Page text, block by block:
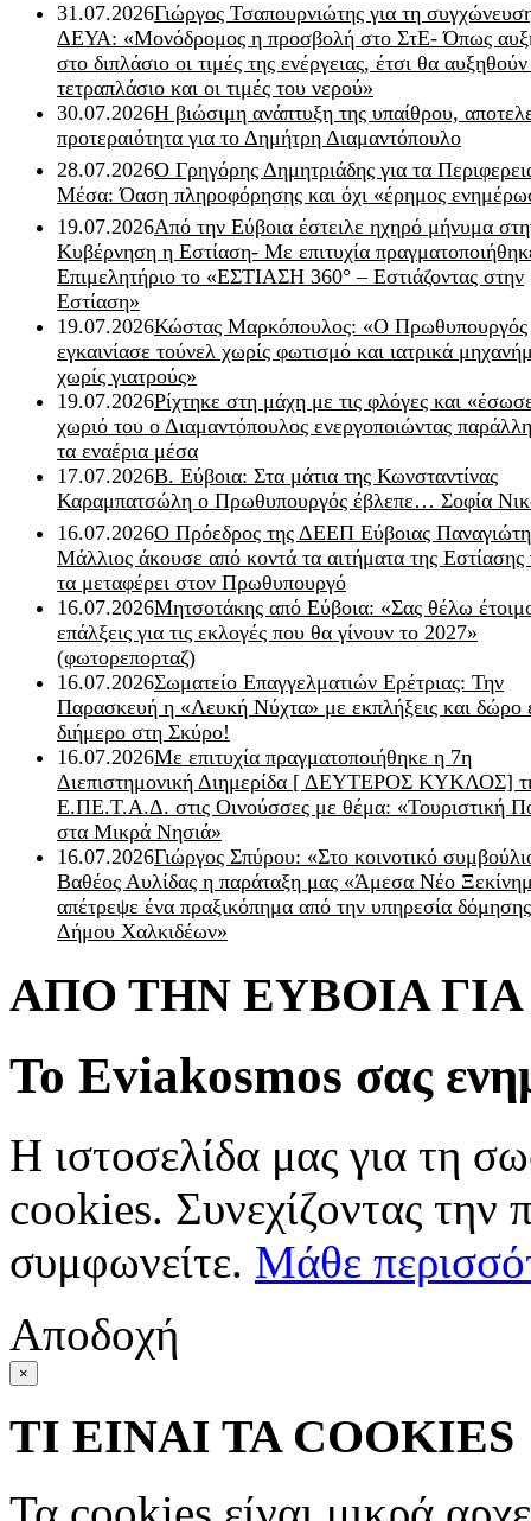
31.07.2026Γιώργος Τσαπουρνιώτης για τη
ΔΕΥΑ: «Μονόδρομος η προσβολή στο ΣτΕ- Όπως
στο διπλάσιο οι τιμές της ενέργειας, έτσι θα
τετραπλάσιο και οι τιμές του νερού»
30.07.2026Η βιώσιμη ανάπτυξη της υπαίθρου,
προτεραιότητα για το Δημήτρη Διαμαντόπουλο
28.07.2026Ο Γρηγόρης Δημητριάδης για τα
Μέσα: Όαση πληροφόρησης και όχι «έρημος
19.07.2026Από την Εύβοια έστειλε ηχηρό μήνυμα
Κυβέρνηση η Εστίαση- Με επιτυχία
Επιμελητήριο το «ΕΣΤΙΑΣΗ 360° – Εστιάζοντας στην
Εστίαση»
19.07.2026Κώστας Μαρκόπουλος: «Ο Πρωθυπουργός
εγκαινίασε τούνελ χωρίς φωτισμό και ιατρικά
χωρίς γιατρούς»
19.07.2026Ρίχτηκε στη μάχη με τις φλόγες και
χωριό του ο Διαμαντόπουλος ενεργοποιώντας
τα εναέρια μέσα
17.07.2026Β. Εύβοια: Στα μάτια της Κωνσταντίνας
Καραμπατσώλη ο Πρωθυπουργός έβλεπε… Σοφία
16.07.2026Ο Πρόεδρος της ΔΕΕΠ Εύβοιας
Μάλλιος άκουσε από κοντά τα αιτήματα της Εστίασης
τα μεταφέρει στον Πρωθυπουργό
16.07.2026Μητσοτάκης από Εύβοια: «Σας θέλω
επάλξεις για τις εκλογές που θα γίνουν το 2027»
(φωτορεπορταζ)
16.07.2026Σωματείο Επαγγελματιών Ερέτριας: Την
Παρασκευή η «Λευκή Νύχτα» με εκπλήξεις και δώρο
διήμερο στη Σκύρο!
16.07.2026Με επιτυχία πραγματοποιήθηκε η 7η
Διεπιστημονική Διημερίδα [ ΔEYΤΕΡΟΣ ΚΥΚΛΟΣ]
Ε.ΠΕ.Τ.Α.Δ. στις Οινούσσες με θέμα: «Τουριστική
στα Μικρά Νησιά»
16.07.2026Γιώργος Σπύρου: «Στο κοινοτικό
Βαθέος Αυλίδας η παράταξη μας «Άμεσα Νέο
απέτρεψε ένα πραξικόπημα από την υπηρεσία
Δήμου Χαλκιδέων»
ΑΠΟ ΤΗΝ ΕΥΒΟΙΑ
Το Eviakosmos σας
Η ιστοσελίδα μας για τη
cookies. Συνεχίζοντας την
συμφωνείτε. Μάθε
Αποδοχή
×
ΤΙ ΕΙΝΑΙ ΤΑ COOKIES